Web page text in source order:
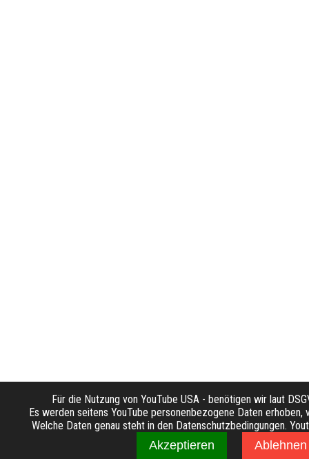
Für die Nutzung von YouTube USA - benötigen wir laut
Es werden seitens YouTube personenbezogene Daten
Welche Daten genau steht in den Datenschutzbedingungen.
Akzeptieren Ablehnen